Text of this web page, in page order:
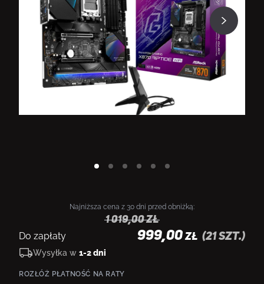
Najniższa cena z 30 dni przed obniżką:
1 019,00zł
Do zapłaty 999,00 ZŁ (21szt.)
Wysyłka w 1-2 dni
ROZŁÓŻ PŁATNOŚĆ NA RATY